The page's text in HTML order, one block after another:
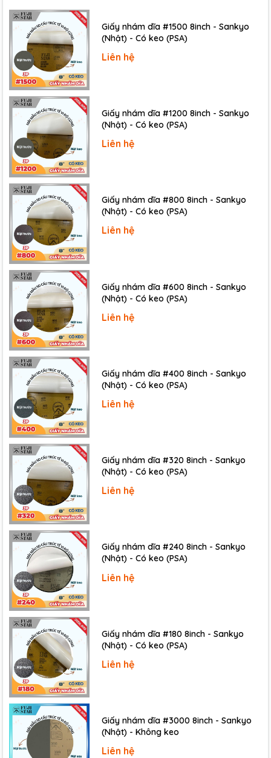
Giấy nhám dĩa #1500 8inch - Sankyo
(Nhật) - Có keo (PSA)
Liên hệ
Giấy nhám dĩa #1200 8inch - Sankyo
(Nhật) - Có keo (PSA)
Liên hệ
Giấy nhám dĩa #800 8inch - Sankyo
(Nhật) - Có keo (PSA)
Liên hệ
Giấy nhám dĩa #600 8inch - Sankyo
(Nhật) - Có keo (PSA)
Liên hệ
Giấy nhám dĩa #400 8inch - Sankyo
(Nhật) - Có keo (PSA)
Liên hệ
Giấy nhám dĩa #320 8inch - Sankyo
(Nhật) - Có keo (PSA)
Liên hệ
Giấy nhám dĩa #240 8inch - Sankyo
(Nhật) - Có keo (PSA)
Liên hệ
Giấy nhám dĩa #180 8inch - Sankyo
(Nhật) - Có keo (PSA)
Liên hệ
Giấy nhám dĩa #3000 8inch - Sankyo
(Nhật) - Không keo
Liên hệ